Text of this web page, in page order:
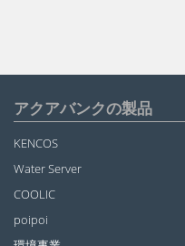
アクアバンクの製品
KENCOS
Water Server
COOLIC
poipoi